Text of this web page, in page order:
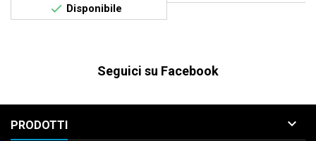
 Disponibile
Seguici su Facebook
PRODOTTI 